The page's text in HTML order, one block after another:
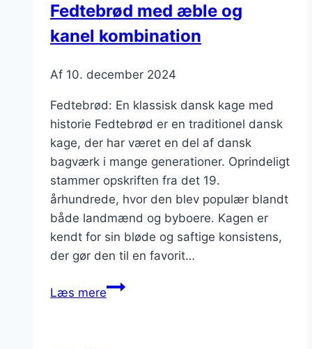
Fedtebrød med æble og
kanel kombination
Af 10. december 2024
Fedtebrød: En klassisk dansk kage med
historie Fedtebrød er en traditionel dansk
kage, der har været en del af dansk
bagværk i mange generationer. Oprindeligt
stammer opskriften fra det 19.
århundrede, hvor den blev populær blandt
både landmænd og byboere. Kagen er
kendt for sin bløde og saftige konsistens,
der gør den til en favorit…
Læs mereFedtebrød